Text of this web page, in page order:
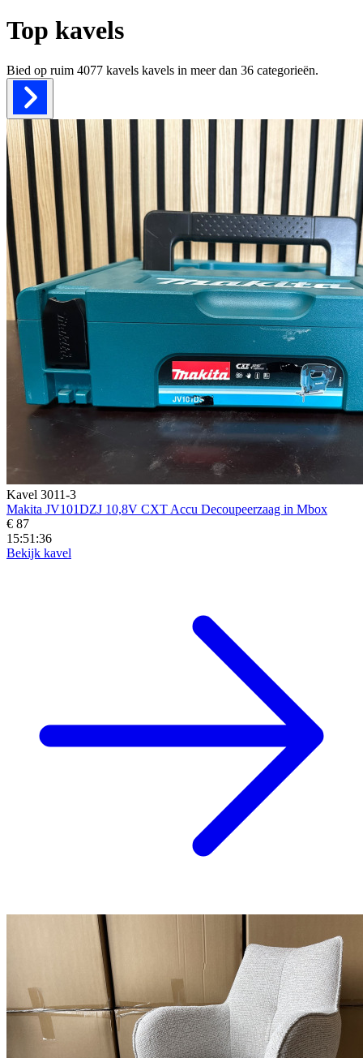
Top kavels
Bied op ruim 4077 kavels kavels in meer dan 36 categorieën.
Kavel 3011-3
Makita JV101DZJ 10,8V CXT Accu Decoupeerzaag in Mbox
€ 87
15:51:34
Bekijk kavel